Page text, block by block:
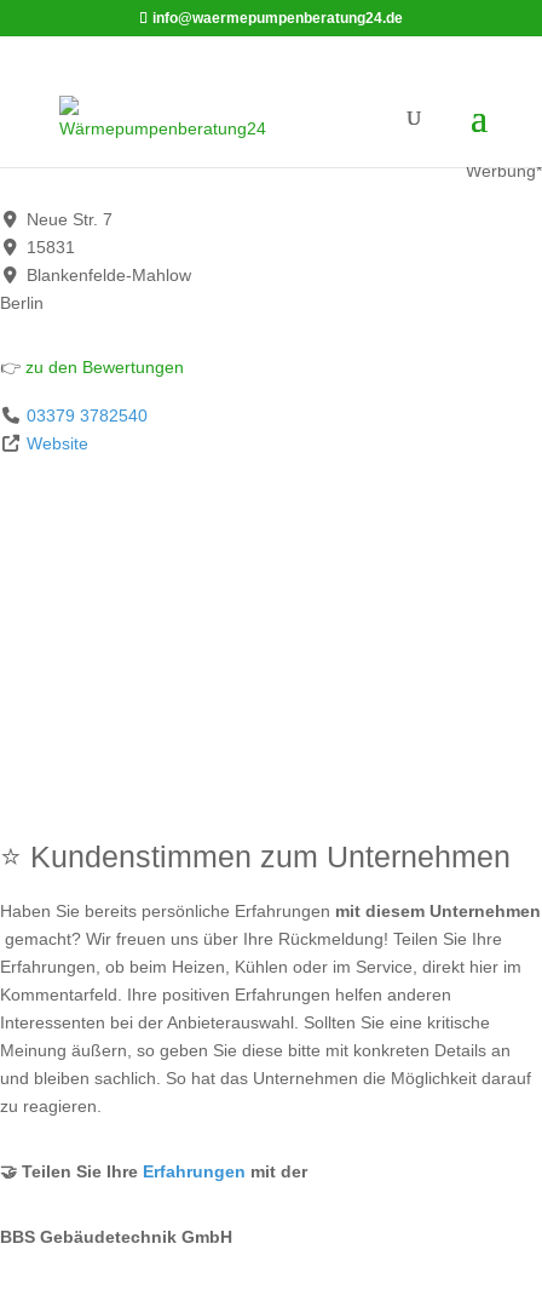
info@waermepumpenberatung24.de
BBS Gebäudetechnik GmbH
Werbung*
Neue Str. 7
15831
Blankenfelde-Mahlow
Berlin
👉 zu den Bewertungen
03379 3782540
Website
⭐ Kundenstimmen zum Unternehmen
Haben Sie bereits persönliche Erfahrungen mit diesem Unternehmen
gemacht? Wir freuen uns über Ihre Rückmeldung! Teilen Sie Ihre
Erfahrungen, ob beim Heizen, Kühlen oder im Service, direkt hier im
Kommentarfeld. Ihre positiven Erfahrungen helfen anderen
Interessenten bei der Anbieterauswahl. Sollten Sie eine kritische
Meinung äußern, so geben Sie diese bitte mit konkreten Details an
und bleiben sachlich. So hat das Unternehmen die Möglichkeit darauf
zu reagieren.
🤝 Teilen Sie Ihre Erfahrungen mit der
BBS Gebäudetechnik GmbH